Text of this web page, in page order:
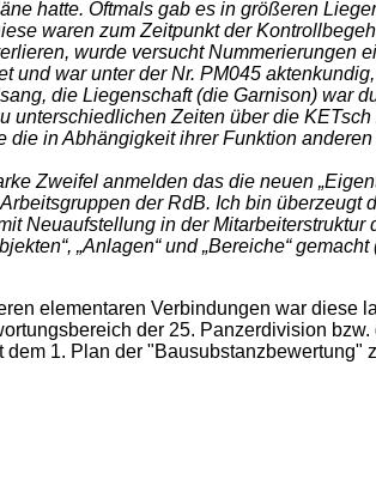
hatte. Oftmals gab es in größeren
waren zum Zeitpunkt der
wurde versucht Nummerierungen
war unter der Nr. PM045
die Liegenschaft (die Garnison) war
unterschiedlichen Zeiten über die
in Abhängigkeit ihrer Funktion
Zweifel anmelden das die neuen
der RdB. Ich bin überzeugt
Neuaufstellung in der Mitarbeiterstruktur
„Anlagen“ und „Bereiche“
elementaren Verbindungen war diese
der 25. Panzerdivision
1. Plan der "Bausubstanzbewertung"